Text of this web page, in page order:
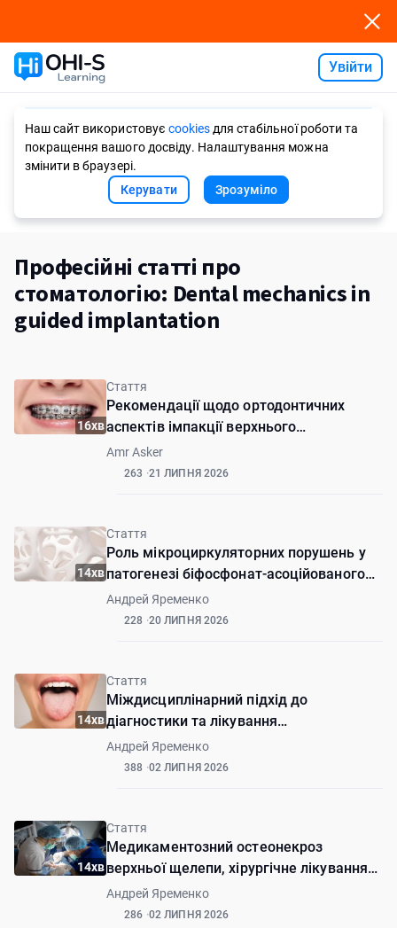
Увійти
Наш сайт використовує cookies для стабільної роботи та
покращення вашого досвіду. Налаштування можна
змінити в браузері.
Керувати
Зрозуміло
Професійні статті про
стоматологію: Dental mechanics in
guided implantation
16хв
Стаття
Рекомендації щодо ортодонтичних
аспектів імпакції верхнього
центрального різця з дилацерацією
Amr Asker
263 21 ЛИПНЯ 2026
14хв
Стаття
Роль мікроциркуляторних порушень у
патогенезі біфосфонат-асоційованого
остеонекрозу
Андрей Яременко
228 20 ЛИПНЯ 2026
14хв
Стаття
Міждисциплінарний підхід до
діагностики та лікування
шилопід'язикового синдрому. Перший
досвід
Андрей Яременко
388 02 ЛИПНЯ 2026
14хв
Стаття
Медикаментозний остеонекроз
верхньої щелепи, хірургічне лікування
(клінічний випадок)
Андрей Яременко
286 02 ЛИПНЯ 2026